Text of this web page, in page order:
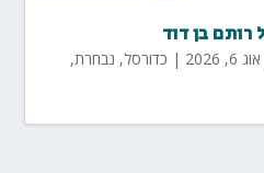
רותם בן דוד
אוג 6, 2026 | כדורסל, נבחרת,